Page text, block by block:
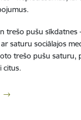
trešo pušu sīkdatnes
saturu sociālajos
trešo pušu saturu,
citus.